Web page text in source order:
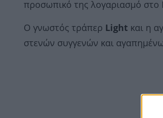
προσωπικό της λογαριασμό στο
Ο γνωστός τράπερ Light και η
στενών συγγενών και